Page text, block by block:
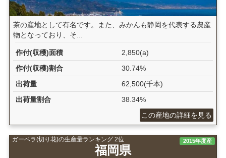
茶の産地として有名です。また、みかんも静岡を代表する農産
物となっており、そ...
作付(収穫)面積
2,850(a)
作付(収穫)割合
30.74%
出荷量
62,500(千本)
出荷量割合
38.34%
この産地の詳細を見る
ガーベラ(切り花)の生産量ランキング 2位
福岡県
2015年度産